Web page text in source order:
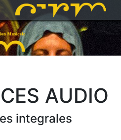
AUDIO
integrales